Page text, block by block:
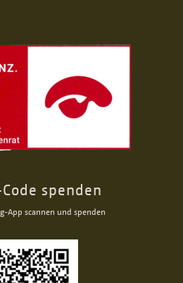
Code spenden
App scannen und spenden